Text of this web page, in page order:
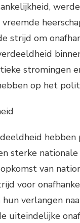
strijd om
stromingen
op het
sterke
van
voor
verlangen
uiteindelijke